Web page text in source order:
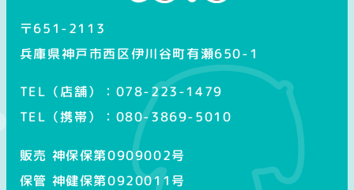
〒651-2113
兵庫県神戸市西区伊川谷町有瀬650-1
TEL（店舗）：078-223-1479
TEL（携帯）：080-3869-5010
販売 神保保第0909002号
保管 神健保第0920011号